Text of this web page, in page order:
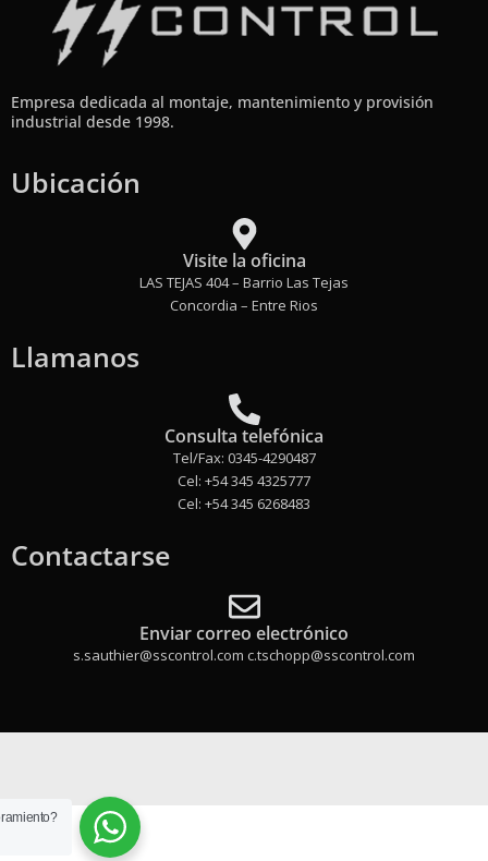
Empresa dedicada al montaje, mantenimiento y provisión
industrial desde 1998.
Ubicación
Visite la oficina
LAS TEJAS 404 – Barrio Las Tejas
Concordia – Entre Rios
Llamanos
Consulta telefónica
Tel/Fax: 0345-4290487
Cel: +54 345 4325777
Cel: +54 345 6268483
Contactarse
Enviar correo electrónico
s.sauthier@sscontrol.com c.tschopp@sscontrol.com